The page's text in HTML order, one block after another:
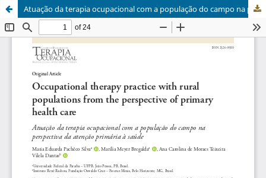
Atuação da terapia ocupacional com a população do campo na perspectiva da atenção primária à saúde